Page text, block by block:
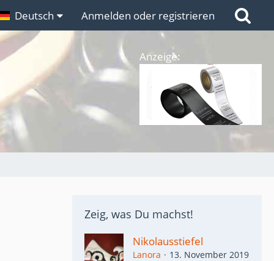
Links
Deutsch Anmelden oder registrieren
Anzeige:
Zeig, was Du machst!
Nikolausstiefel
Lanora 13. November 2019